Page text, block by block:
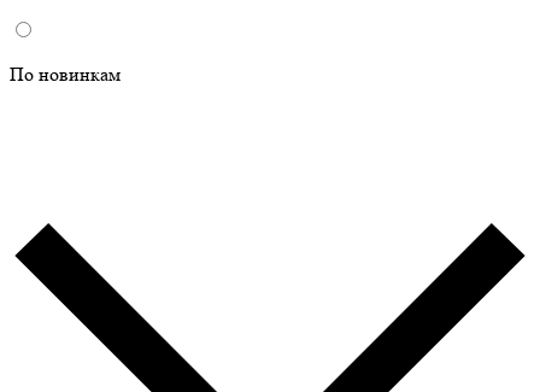
По новинкам